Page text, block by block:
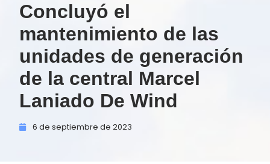
Concluyó el
mantenimiento de las
unidades de generación
de la central Marcel
Laniado De Wind
6 de septiembre de 2023